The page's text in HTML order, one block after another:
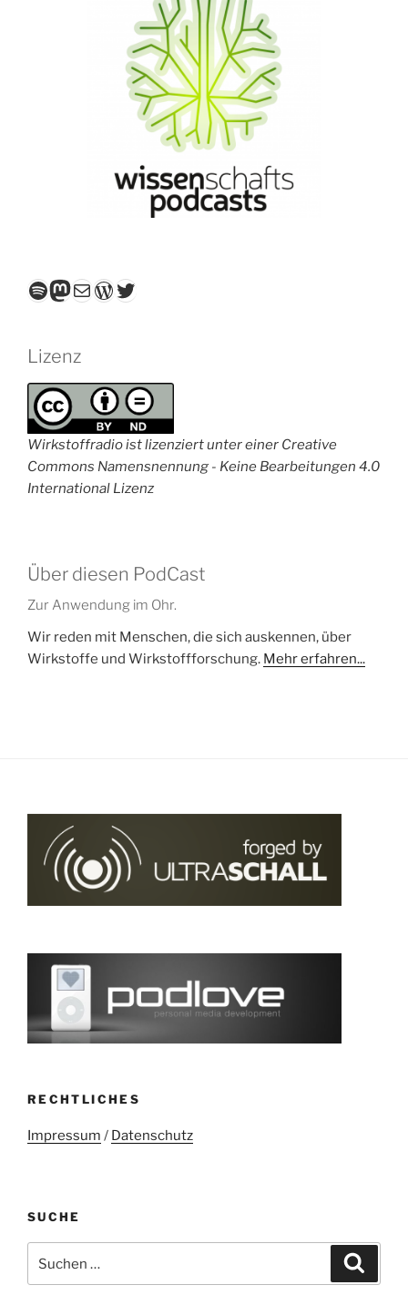
Spotify
Mastodon
E-MailWordPress
Twitter
Lizenz
Wirkstoffradio ist lizenziert unter einer Creative
Commons Namensnennung - Keine Bearbeitungen 4.0
International Lizenz
Über diesen PodCast
Zur Anwendung im Ohr.
Wir reden mit Menschen, die sich auskennen, über
Wirkstoffe und Wirkstoffforschung. Mehr erfahren...
RECHTLICHES
Impressum / Datenschutz
SUCHE
nach: